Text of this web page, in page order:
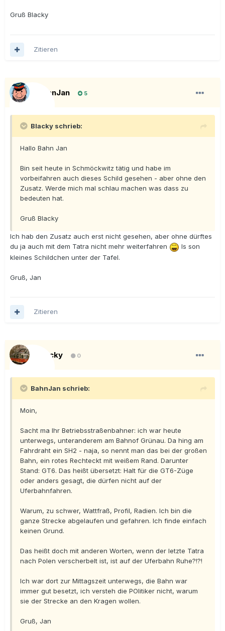
Gruß Blacky
Zitieren
BahnJan 5
Blacky schrieb:
Hallo Bahn Jan
Bin seit heute in Schmöckwitz tätig und habe im
vorbeifahren auch dieses Schild gesehen - aber ohne den
Zusatz. Werde mich mal schlau machen was dass zu
bedeuten hat.
Gruß Blacky
Ich hab den Zusatz auch erst nicht gesehen, aber ohne dürftes
du ja auch mit dem Tatra nicht mehr weiterfahren
Is son
kleines Schildchen unter der Tafel.
Gruß, Jan
Zitieren
Blacky 0
BahnJan schrieb:
Moin,
Sacht ma Ihr Betriebsstraßenbahner: ich war heute
unterwegs, unteranderem am Bahnof Grünau. Da hing am
Fahrdraht ein SH2 - naja, so nennt man das bei der großen
Bahn, ein rotes Rechteckt mit weißem Rand. Darunter
Stand: GT6. Das heißt übersetzt: Halt für die GT6-Züge
oder anders gesagt, die dürfen nicht auf der
Uferbahnfahren.
Warum, zu schwer, Wattfraß, Profil, Radien. Ich bin die
ganze Strecke abgelaufen und gefahren. Ich finde einfach
keinen Grund.
Das heißt doch mit anderen Worten, wenn der letzte Tatra
nach Polen verscherbelt ist, ist auf der Uferbahn Ruhe?!?!
Ich war dort zur Mittagszeit unterwegs, die Bahn war
immer gut besetzt, ich versteh die POlitiker nicht, warum
sie der Strecke an den Kragen wollen.
Gruß, Jan